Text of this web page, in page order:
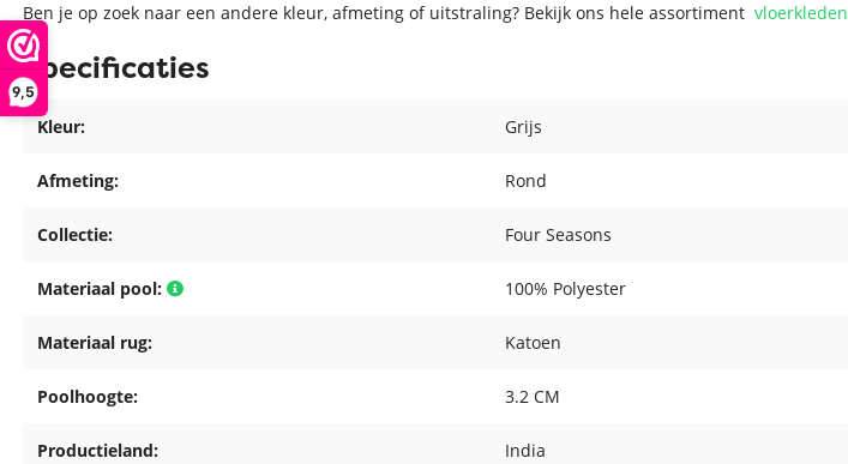
9,5
Ben je op zoek naar een andere kleur, afmeting of uitstraling? Bekijk ons hele assortimentvloerkleden
Specificaties
Kleur: Grijs
Afmeting: Rond
Collectie: Four Seasons
Materiaal pool: 100% Polyester
Materiaal rug: Katoen
Poolhoogte: 3.2 CM
Productieland: India